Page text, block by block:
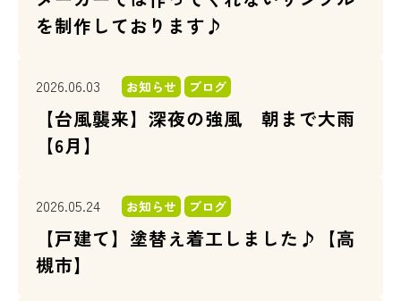
を制作しております♪
2026.06.03 お知らせ ブログ
【台風襲来】深夜の強風 朝まで大雨
【6月】
2026.05.24 お知らせ ブログ
【戸建て】塗替え着工しました♪【高
槻市】